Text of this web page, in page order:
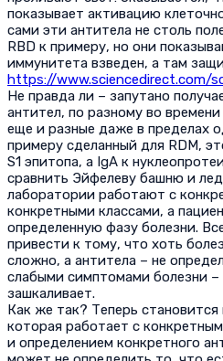
показывает активацию
сами эти антитела не столь
RBD к примеру, но они
иммунитета взведен, а там
https://www.sciencedirect.com/
Не правда ли – запутано
антител, по разному во
еще и разные даже в пределах
примеру сделанный для RDM,
S1 эпитопа, а IgA к
сравнить Эйфелеву башню и
лаборатории работают с
конкретными классами, а
определенную фазу болезни.
привести к тому, что хоть
сложно, а антитела – не
слабыми симптомами болезни –
зашкаливает.
Как же так? Теперь
которая работает с
и определением конкретного